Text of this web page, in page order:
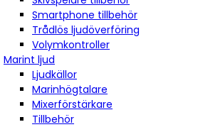
Smartphone tillbehör
Trådlös ljudöverföring
Volymkontroller
Marint ljud
Ljudkällor
Marinhögtalare
Mixerförstärkare
Tillbehör